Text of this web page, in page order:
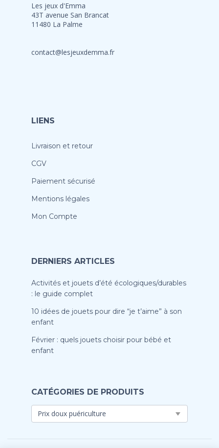
Les jeux d'Emma
43T avenue San Brancat
11480 La Palme
contact@lesjeuxdemma.fr
LIENS
Livraison et retour
CGV
Paiement sécurisé
Mentions légales
Mon Compte
DERNIERS ARTICLES
Activités et jouets d’été écologiques/durables
: le guide complet
10 idées de jouets pour dire “je t’aime” à son
enfant
Février : quels jouets choisir pour bébé et
enfant
CATÉGORIES DE PRODUITS